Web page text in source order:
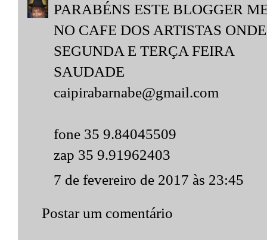
PARABÉNS ESTE BLOGGER
NO CAFE DOS ARTISTAS
SEGUNDA E TERÇA FEIRA
SAUDADE
caipirabarnabe@gmail.com
fone 35 9.84045509
zap 35 9.91962403
7 de fevereiro de 2017 às 23:45
Postar um comentário